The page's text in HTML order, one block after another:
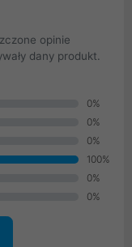
opinie
dany produkt.
0%
0%
0%
100%
0%
0%